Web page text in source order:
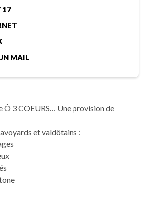
17
MAIL
Ô 3 COEURS… Une provision de
et valdôtains :